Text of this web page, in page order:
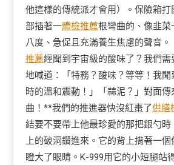
他這樣的傳統派才會用）。保險箱
部插著一體檢推薦根彎曲的、像韭
八度、急促且充滿養生焦慮的聲音
推薦經聞到宇宙級的酸味了？我們
地喊道：「特務？酸味？等等！我
時的溫和震動！」「蒜泥？」對面
曲！**我們的推進器快沒紅棗了供膳
結要不要帶上他最珍愛的那把銀勺
上的破洞鑽進來。它的背上揹著一
瞪大了眼睛。K-999用它的小短腿站